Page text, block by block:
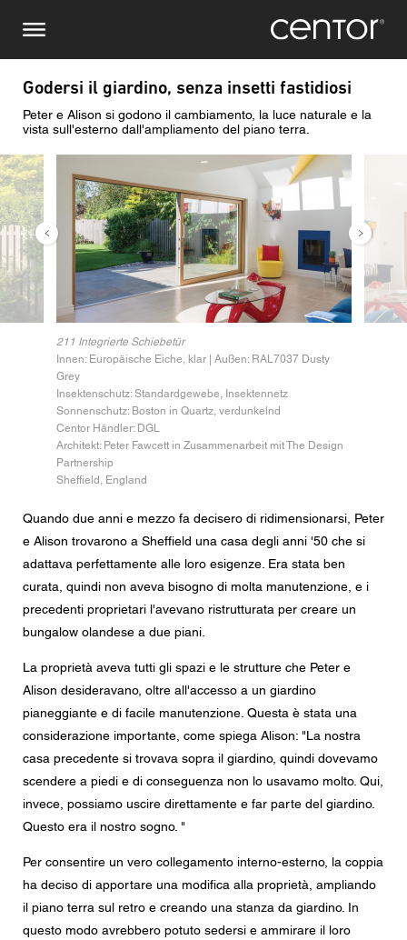
contenuto
principale
Godersi il giardino, senza insetti fastidiosi
Peter e Alison si godono il cambiamento, la luce naturale e la
vista sull'esterno dall'ampliamento del piano terra.
211 Integrierte Schiebetür
Innen: Europäische Eiche, klar | Außen: RAL7037 Dusty
Grey
Insektenschutz: Standardgewebe, Insektennetz
Sonnenschutz: Boston in Quartz, verdunkelnd
Centor Händler: DGL
Architekt: Peter Fawcett in Zusammenarbeit mit The Design
Partnership
Sheffield, England
Quando due anni e mezzo fa decisero di ridimensionarsi, Peter
e Alison trovarono a Sheffield una casa degli anni '50 che si
adattava perfettamente alle loro esigenze. Era stata ben
curata, quindi non aveva bisogno di molta manutenzione, e i
precedenti proprietari l'avevano ristrutturata per creare un
bungalow olandese a due piani.
La proprietà aveva tutti gli spazi e le strutture che Peter e
Alison desideravano, oltre all'accesso a un giardino
pianeggiante e di facile manutenzione. Questa è stata una
considerazione importante, come spiega Alison: "La nostra
casa precedente si trovava sopra il giardino, quindi dovevamo
scendere a piedi e di conseguenza non lo usavamo molto. Qui,
invece, possiamo uscire direttamente e far parte del giardino.
Questo era il nostro sogno. "
Per consentire un vero collegamento interno-esterno, la coppia
ha deciso di apportare una modifica alla proprietà, ampliando
il piano terra sul retro e creando una stanza da giardino. In
questo modo avrebbero potuto sedersi e ammirare il loro
Richiesta di informazioni
Nome
Numero di telefono
Email
Paese
Codice postale
Voi siete il
Messaggio
CAPTCHA
Questa domanda è un test per verificare che tu sia un
visitatore umano e per impedire inserimenti di spam
Consenso alla protezione dei dati
Acconsento all'inoltro dei miei dati personali nei campi
del modulo di cui sopra al rivenditore Centor più vicino o
a un dipendente Centor responsabile che mi possa
contattare ai fini della mia richiesta.
L'utilizzo dei vostri dati personali sarà conforme a tutte le
linee guida sulla protezione dei dati.
Nord America